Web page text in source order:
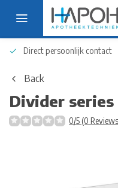
Direct persoonlijk contact
Back
Divider
0/5 (0